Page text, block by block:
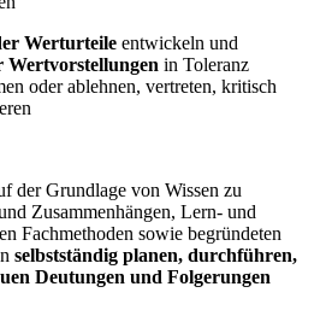
Werturteile entwickeln und
Wertvorstellungen in Toleranz
oder ablehnen, vertreten, kritisch
der Grundlage von Wissen zu
Zusammenhängen, Lern- und
Fachmethoden sowie begründeten
selbstständig planen, durchführen,
Deutungen und Folgerungen